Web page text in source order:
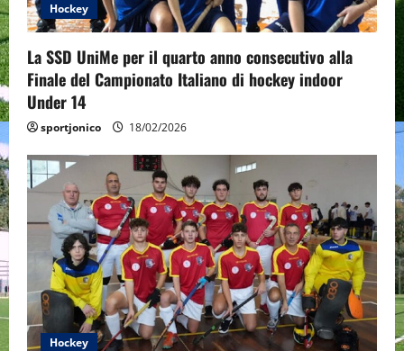
Hockey
La SSD UniMe per il quarto anno consecutivo alla
Finale del Campionato Italiano di hockey indoor
Under 14
sportjonico 18/02/2026
Hockey